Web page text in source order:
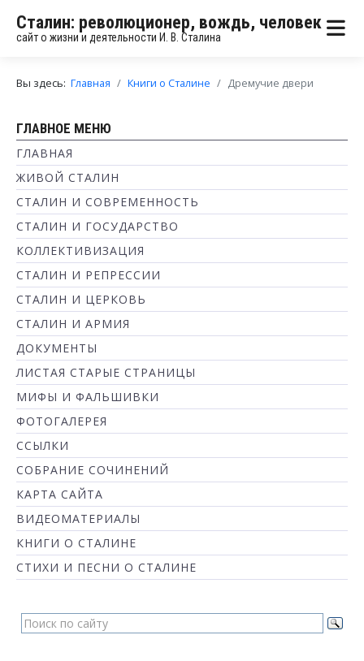
Сталин: революционер, вождь, человек
сайт о жизни и деятельности И. В. Сталина
Вы здесь: Главная Книги о Сталине Дремучие двери
ГЛАВНОЕ МЕНЮ
ГЛАВНАЯ
ЖИВОЙ СТАЛИН
СТАЛИН И СОВРЕМЕННОСТЬ
СТАЛИН И ГОСУДАРСТВО
КОЛЛЕКТИВИЗАЦИЯ
СТАЛИН И РЕПРЕССИИ
СТАЛИН И ЦЕРКОВЬ
СТАЛИН И АРМИЯ
ДОКУМЕНТЫ
ЛИСТАЯ СТАРЫЕ СТРАНИЦЫ
МИФЫ И ФАЛЬШИВКИ
ФОТОГАЛЕРЕЯ
ССЫЛКИ
СОБРАНИЕ СОЧИНЕНИЙ
КАРТА САЙТА
ВИДЕОМАТЕРИАЛЫ
КНИГИ О СТАЛИНЕ
СТИХИ И ПЕСНИ О СТАЛИНЕ